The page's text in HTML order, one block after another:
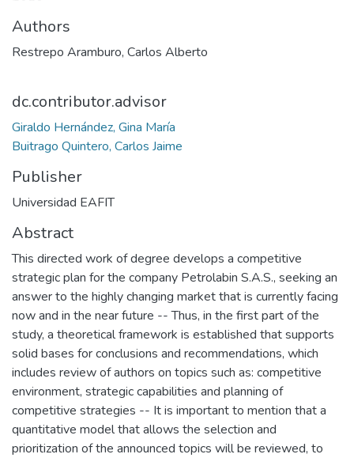
Authors
Restrepo Aramburo, Carlos Alberto
dc.contributor.advisor
Giraldo Hernández, Gina María
Buitrago Quintero, Carlos Jaime
Publisher
Universidad EAFIT
Abstract
This directed work of degree develops a competitive
strategic plan for the company Petrolabin S.A.S., seeking an
answer to the highly changing market that is currently facing
now and in the near future -- Thus, in the first part of the
study, a theoretical framework is established that supports
solid bases for conclusions and recommendations, which
includes review of authors on topics such as: competitive
environment, strategic capabilities and planning of
competitive strategies -- It is important to mention that a
quantitative model that allows the selection and
prioritization of the announced topics will be reviewed, to